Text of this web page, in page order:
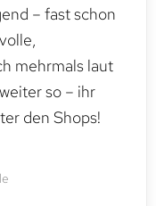
– fast schon
mehrmals laut
so – ihr
den Shops!